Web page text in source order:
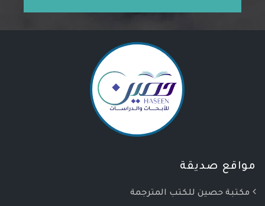
مواقع صديقة
مكتبة حصين للكتب المترجمة